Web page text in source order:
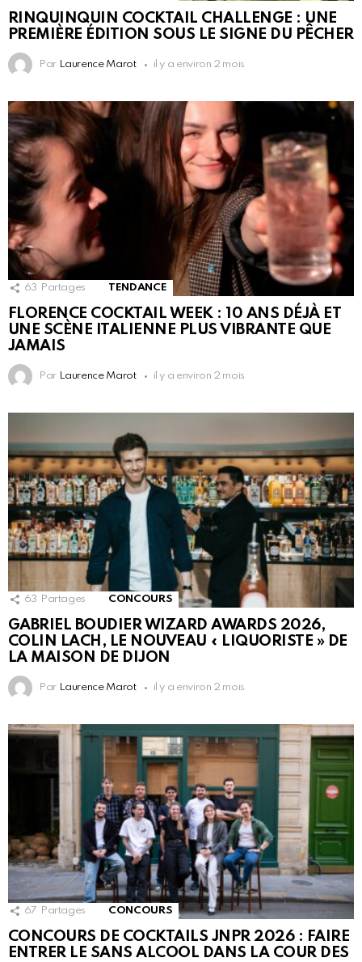
RINQUINQUIN COCKTAIL CHALLENGE : UNE
PREMIÈRE ÉDITION SOUS LE SIGNE DU PÊCHER
Par Laurence Marot il y a environ 2 mois
63 Partages TENDANCE
FLORENCE COCKTAIL WEEK : 10 ANS DÉJÀ ET
UNE SCÈNE ITALIENNE PLUS VIBRANTE QUE
JAMAIS
Par Laurence Marot il y a environ 2 mois
63 Partages CONCOURS
GABRIEL BOUDIER WIZARD AWARDS 2026,
COLIN LACH, LE NOUVEAU « LIQUORISTE » DE
LA MAISON DE DIJON
Par Laurence Marot il y a environ 2 mois
67 Partages CONCOURS
CONCOURS DE COCKTAILS JNPR 2026 : FAIRE
ENTRER LE SANS ALCOOL DANS LA COUR DES